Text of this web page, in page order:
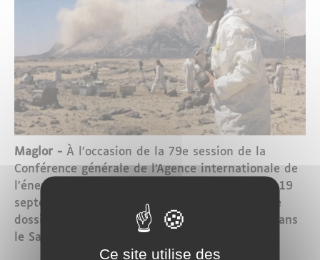
Maglor - À l’occasion de la 79e session de la
Conférence générale de l’Agence internationale de
l’énergie atomique (AIEA), organisée du 15 au 19
septembre 2025 à Vienne, l’Algérie a relancé le
dossier des essais nucléaires français menés dans
le Sahara entre 1960 et 1966.
Ce site utilise des